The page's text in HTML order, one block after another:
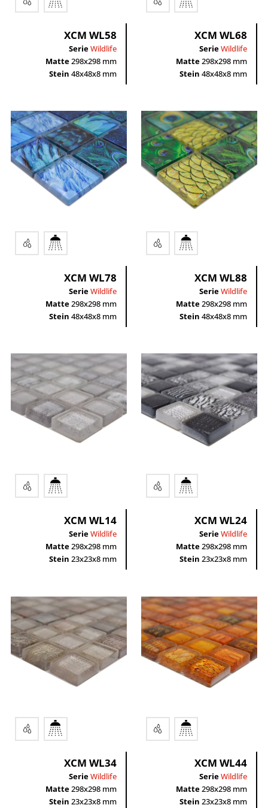
XCM WL58
SerieWildlife
Matte298x298 mm
Stein 48x48x8 mm
XCM WL68
SerieWildlife
Matte298x298 mm
Stein 48x48x8 mm
XCM WL78
SerieWildlife
Matte298x298 mm
Stein 48x48x8 mm
XCM WL88
SerieWildlife
Matte298x298 mm
Stein 48x48x8 mm
XCM WL14
SerieWildlife
Matte298x298 mm
Stein 23x23x8 mm
XCM WL24
SerieWildlife
Matte298x298 mm
Stein 23x23x8 mm
XCM WL34
SerieWildlife
Matte298x298 mm
Stein 23x23x8 mm
XCM WL44
SerieWildlife
Matte298x298 mm
Stein 23x23x8 mm